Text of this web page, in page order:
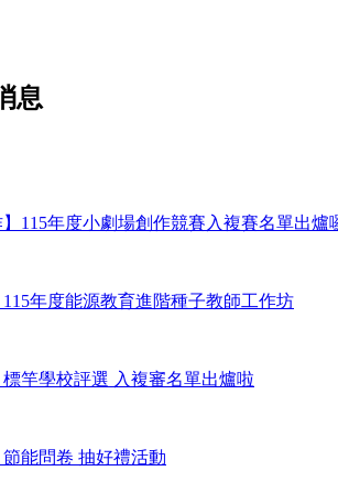
息
】115年度小劇場創作競賽入複賽名單出爐
115年度能源教育進階種子教師工作坊
標竿學校評選 入複審名單出爐啦
節能問卷 抽好禮活動